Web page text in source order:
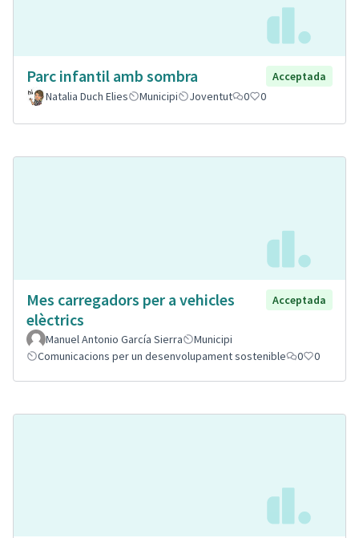
Parc infantil amb sombra
Acceptada
Natalia Duch Elies
Municipi Joventut 0 0
Mes carregadors per a vehicles
elèctrics
Acceptada
Manuel Antonio García Sierra
Municipi
Comunicacions per un desenvolupament sostenible
0 0